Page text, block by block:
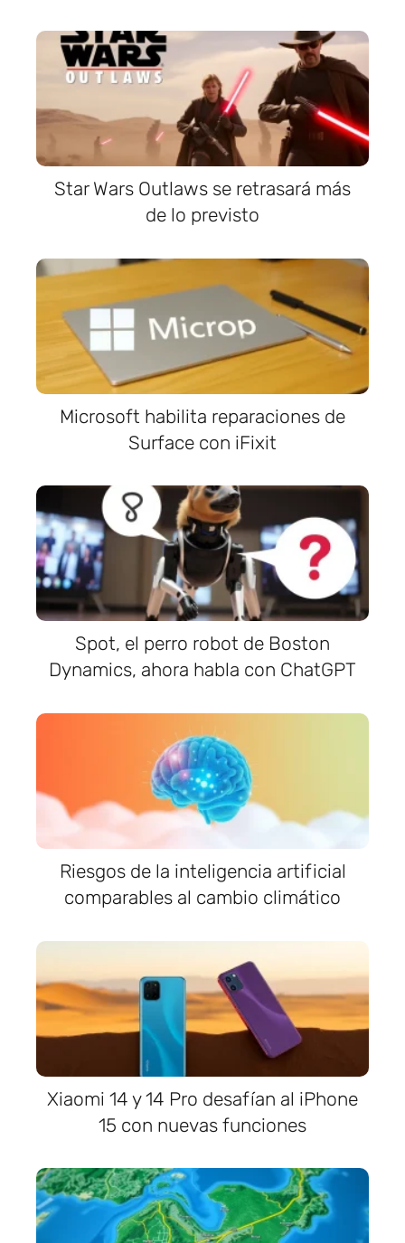
Star Wars Outlaws se retrasará más
de lo previsto
Microsoft habilita reparaciones de
Surface con iFixit
Spot, el perro robot de Boston
Dynamics, ahora habla con ChatGPT
Riesgos de la inteligencia artificial
comparables al cambio climático
Xiaomi 14 y 14 Pro desafían al iPhone
15 con nuevas funciones